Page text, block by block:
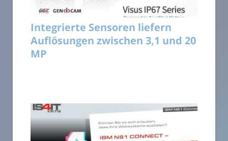
Integrierte Sensoren liefern
Auflösungen zwischen 3,1 und 20
MP